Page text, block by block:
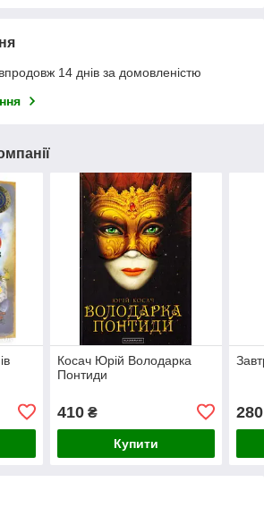
14 днів за домовленістю
Косач Юрій Володарка
Понтиди
410₴
Купити
280